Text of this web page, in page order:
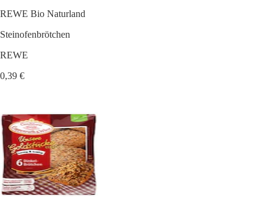
REWE Bio Naturland
Steinofenbrötchen
REWE
0,39 €